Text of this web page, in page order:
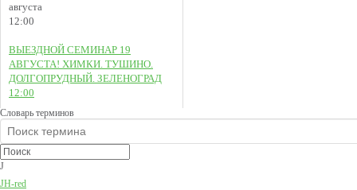
августа
12:00
ВЫЕЗДНОЙ СЕМИНАР 19
АВГУСТА! ХИМКИ. ТУШИНО.
ДОЛГОПРУДНЫЙ. ЗЕЛЕНОГРАД
12:00
Словарь терминов
J
JH-red